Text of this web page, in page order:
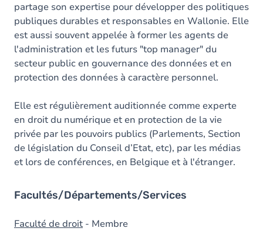
partage son expertise pour développer des politiques
publiques durables et responsables en Wallonie. Elle
est aussi souvent appelée à former les agents de
l'administration et les futurs "top manager" du
secteur public en gouvernance des données et en
protection des données à caractère personnel.
Elle est régulièrement auditionnée comme experte
en droit du numérique et en protection de la vie
privée par les pouvoirs publics (Parlements, Section
de législation du Conseil d’Etat, etc), par les médias
et lors de conférences, en Belgique et à l'étranger.
Facultés/Départements/Services
Faculté de droit - Membre